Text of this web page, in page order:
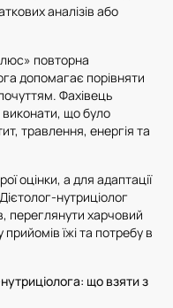
аналізів або
повторна
допомагає порівняти
Фахівець
виконати, що було
травлення, енергія та
оцінки, а для адаптації
нутриціолог
переглянути харчовий
їжі та потребу в
що взяти з